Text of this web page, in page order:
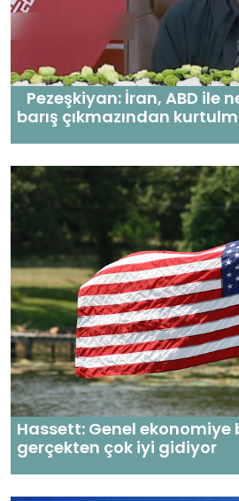
Pezeşkiyan: İran, ABD ile
barış çıkmazından
Hassett: Genel ekonomiye
gerçekten çok iyi gidiyor